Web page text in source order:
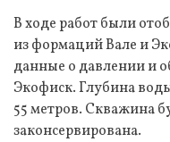
В ходе работ были
из формаций Вале и
данные о давлении и
Экофиск. Глубина
55 метров. Скважина
законсервирована.